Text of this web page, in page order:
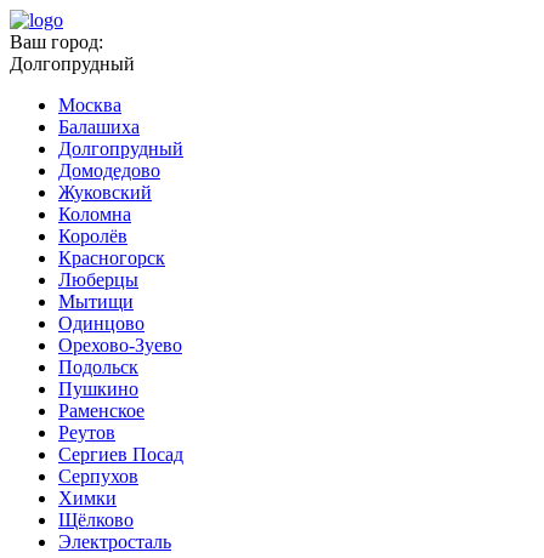
Ваш город:
Долгопрудный
Москва
Балашиха
Долгопрудный
Домодедово
Жуковский
Коломна
Королёв
Красногорск
Люберцы
Мытищи
Одинцово
Орехово-Зуево
Подольск
Пушкино
Раменское
Реутов
Сергиев Посад
Серпухов
Химки
Щёлково
Электросталь